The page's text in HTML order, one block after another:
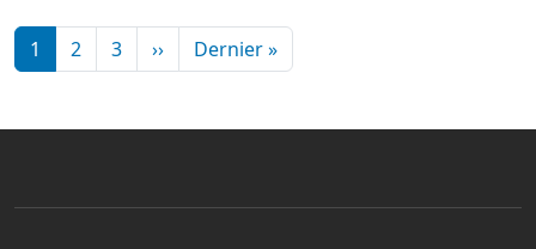
Pagination
1 2 3 ››Page suivante
Dernier »Dernière page